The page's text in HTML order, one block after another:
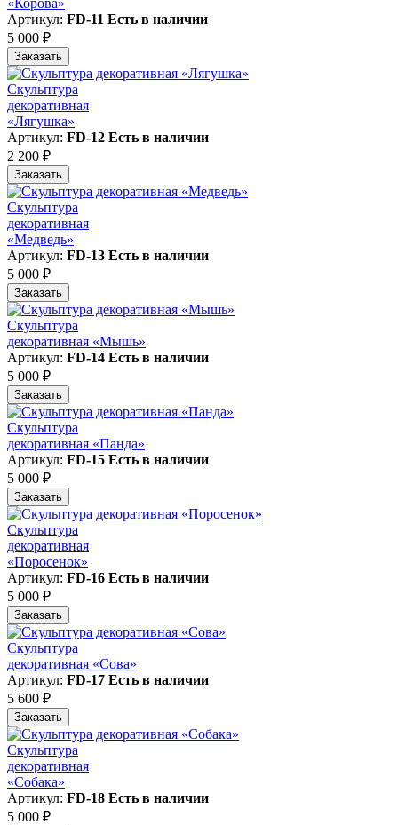
Артикул: FD-11 Есть в наличии
5 000 ₽
Заказать
Скульптура
декоративная
«Лягушка»
Артикул: FD-12 Есть в наличии
2 200 ₽
Заказать
Скульптура
декоративная
«Медведь»
Артикул: FD-13 Есть в наличии
5 000 ₽
Заказать
Скульптура
декоративная «Мышь»
Артикул: FD-14 Есть в наличии
5 000 ₽
Заказать
Скульптура
декоративная «Панда»
Артикул: FD-15 Есть в наличии
5 000 ₽
Заказать
Скульптура
декоративная
«Поросенок»
Артикул: FD-16 Есть в наличии
5 000 ₽
Заказать
Скульптура
декоративная «Сова»
Артикул: FD-17 Есть в наличии
5 600 ₽
Заказать
Скульптура
декоративная
«Собака»
Артикул: FD-18 Есть в наличии
5 000 ₽